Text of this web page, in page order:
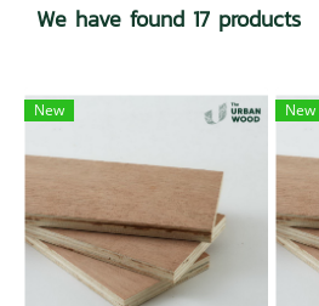
We have found 17 products
New New